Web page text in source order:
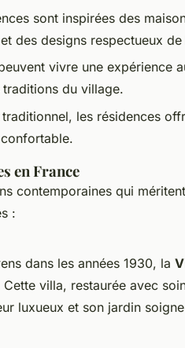
sont inspirées des
des designs respectueux de
vivre une expérience
du village.
les résidences
en France
contemporaines qui
:
dans les années 1930, la
villa, restaurée avec
luxueux et son jardin